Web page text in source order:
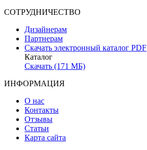
СОТРУДНИЧЕСТВО
Дизайнерам
Партнерам
Скачать электронный каталог PDF
Каталог
Скачать (171 МБ)
ИНФОРМАЦИЯ
О нас
Контакты
Отзывы
Статьи
Карта сайта